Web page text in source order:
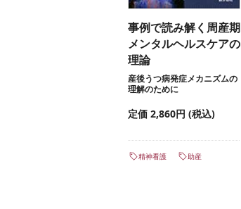
事例で読み解く周産期
メンタルヘルスケアの
理論
産後うつ病発症メカニズムの
理解のために
定価 2,860円 (税込)
精神看護 助産